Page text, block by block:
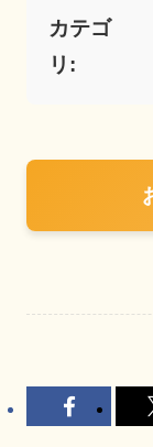
カテゴ
リ: